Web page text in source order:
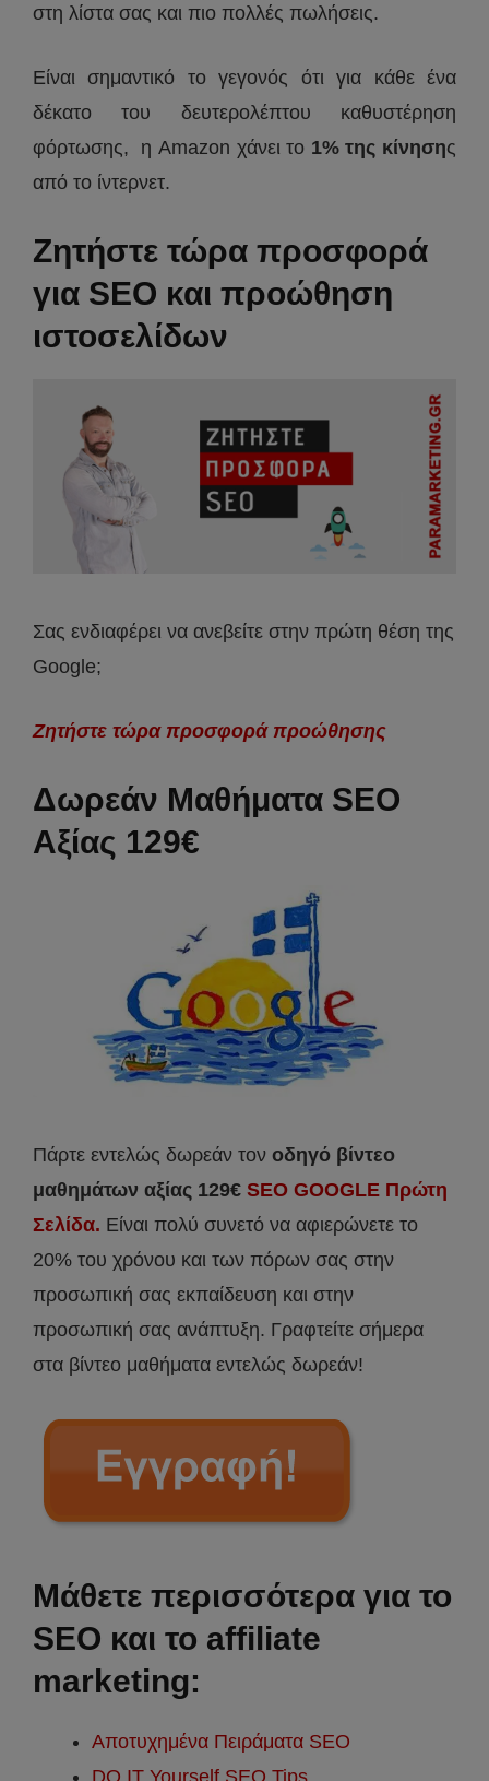
στη λίστα σας και πιο πολλές πωλήσεις.
Είναι σημαντικό το γεγονός ότι για κάθε ένα
δέκατο του δευτερολέπτου καθυστέρηση
φόρτωσης, η Amazon χάνει το 1% της κίνησης
από το ίντερνετ.
Ζητήστε τώρα προσφορά
για SEO και προώθηση
ιστοσελίδων
Σας ενδιαφέρει να ανεβείτε στην πρώτη θέση της
Google;
Ζητήστε τώρα προσφορά προώθησης
Δωρεάν Μαθήματα SEO
Αξίας 129€
Πάρτε εντελώς δωρεάν τον οδηγό βίντεο
μαθημάτων αξίας 129€ SEO GOOGLE Πρώτη
Σελίδα. Είναι πολύ συνετό να αφιερώνετε το
20% του χρόνου και των πόρων σας στην
προσωπική σας εκπαίδευση και στην
προσωπική σας ανάπτυξη. Γραφτείτε σήμερα
στα βίντεο μαθήματα εντελώς δωρεάν!
Μάθετε περισσότερα για το
SEO και το affiliate
marketing:
Αποτυχημένα Πειράματα SEO